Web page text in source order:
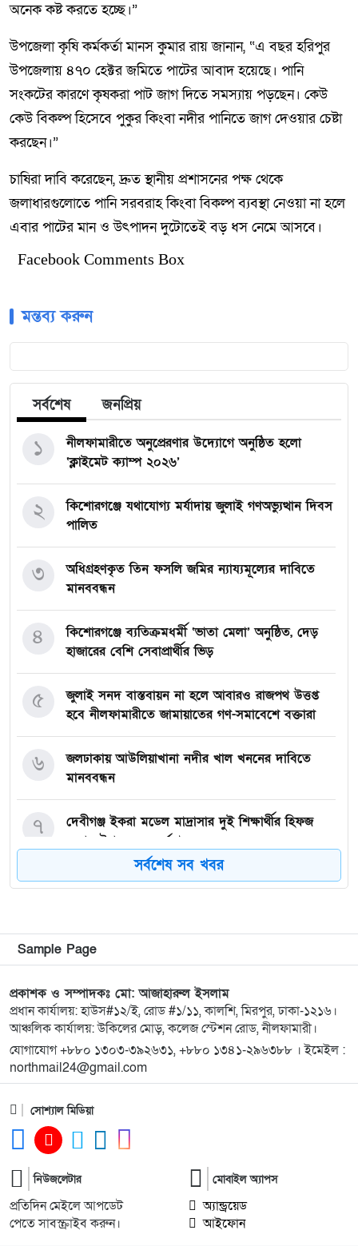
অনেক কষ্ট করতে হচ্ছে।”
উপজেলা কৃষি কর্মকর্তা মানস কুমার রায় জানান, “এ বছর হরিপুর
উপজেলায় ৪৭০ হেক্টর জমিতে পাটের আবাদ হয়েছে। পানি
সংকটের কারণে কৃষকরা পাট জাগ দিতে সমস্যায় পড়ছেন। কেউ
কেউ বিকল্প হিসেবে পুকুর কিংবা নদীর পানিতে জাগ দেওয়ার চেষ্টা
করছেন।”
চাষিরা দাবি করেছেন, দ্রুত স্থানীয় প্রশাসনের পক্ষ থেকে
জলাধারগুলোতে পানি সরবরাহ কিংবা বিকল্প ব্যবস্থা নেওয়া না হলে
এবার পাটের মান ও উৎপাদন দুটোতেই বড় ধস নেমে আসবে।
Facebook Comments Box
মন্তব্য করুন
সর্বশেষ জনপ্রিয়
নীলফামারীতে অনুপ্রেরণার উদ্যোগে অনুষ্ঠিত হলো
‘ক্লাইমেট ক্যাম্প ২০২৬’
১
কিশোরগঞ্জে যথাযোগ্য মর্যাদায় জুলাই গণঅভ্যুত্থান দিবস
পালিত
২
অধিগ্রহণকৃত তিন ফসলি জমির ন্যায্যমূল্যের দাবিতে
মানববন্ধন
৩
কিশোরগঞ্জে ব্যতিক্রমধর্মী ‘ভাতা মেলা’ অনুষ্ঠিত, দেড়
হাজারের বেশি সেবাপ্রার্থীর ভিড়
৪
জুলাই সনদ বাস্তবায়ন না হলে আবারও রাজপথ উত্তপ্ত
হবে নীলফামারীতে জামায়াতের গণ-সমাবেশে বক্তারা
৫
জলঢাকায় আউলিয়াখানা নদীর খাল খননের দাবিতে
মানববন্ধন
৬
দেবীগঞ্জ ইকরা মডেল মাদ্রাসার দুই শিক্ষার্থীর হিফজ
সম্পন্ন উপলক্ষে সংবর্ধনা
৭
কিশোরগঞ্জে ৮০ পিস ট্যাপেন্টাডল ট্যাবলেটসহ গ্রেপ্তার ২,
৮
কিশোরগঞ্জে জুলাই গণঅভ্যুত্থান দিবস-২০২৬ উপলক্ষে
প্রস্তুতিমূলক সভা অনুষ্ঠিত
৯
ভারসাম্যহীন ও লাগামহীন ক্ষমতার কারণেই শেখ হাসিনা
স্বৈরাচারী হয়েছিলেন, একই পথে হাঁটছে বিএনপি: মিয়া
গোলাম পরওয়ার
১০
বঞ্চিত করে পালিত কন্যাকে ওয়ারিশ সনদ দেওয়ার
অভিযোগ
১১
২০২৫ সালের প্রশ্নে ২০২৬ সালের এইচএসসি পরীক্ষা:
তদন্তে ৩ সদস্যের কমিটি
১২
সর্বশেষ সব খবর
Sample Page
প্রকাশক ও সম্পাদকঃ মো: আজাহারুল ইসলাম
প্রধান কার্যালয়: হাউস#১২/ই, রোড #১/১১, কালশি, মিরপুর, ঢাকা-১২১৬।
আঞ্চলিক কার্যালয়: উকিলের মোড়, কলেজ স্টেশন রোড, নীলফামারী।
যোগাযোগ +৮৮০ ১৩০৩-৩৯২৬৩১, +৮৮০ ১৩৪১-২৯৬৩৮৮ । ইমেইল :
northmail24@gmail.com
সোশ্যাল মিডিয়া
নিউজলেটার
প্রতিদিন মেইলে আপডেট
পেতে সাবস্ক্রাইব করুন।
মোবাইল অ্যাপস
অ্যান্ড্রয়েড
আইফোন